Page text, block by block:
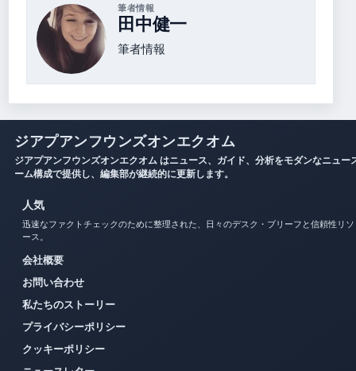
筆者情報
田中健一
筆者情報
ジアプアンフウンズオンエクオム
ジアプアンフウンズオンエクオム はニュース、ガイド、分析をモダンなニュー
ーム構成で提供し、編集部が継続的に更新します。
人気
迅速なファクトチェックのために整理された、日々のデスク・ブリーフと信頼性リソ
ース。
会社概要
お問い合わせ
私たちのストーリー
プライバシーポリシー
クッキーポリシー